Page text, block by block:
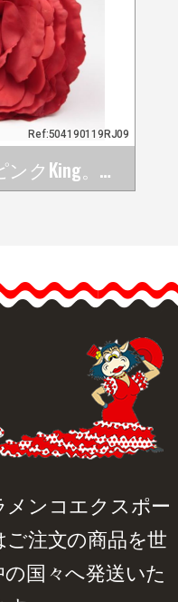
ビッグピンクKing。赤いフランドルの花。Rj09. 17cm
Ref:504190119RJ09
クイックビュー
メンコエクスポー
ご注文の商品を世
国々へ発送いた